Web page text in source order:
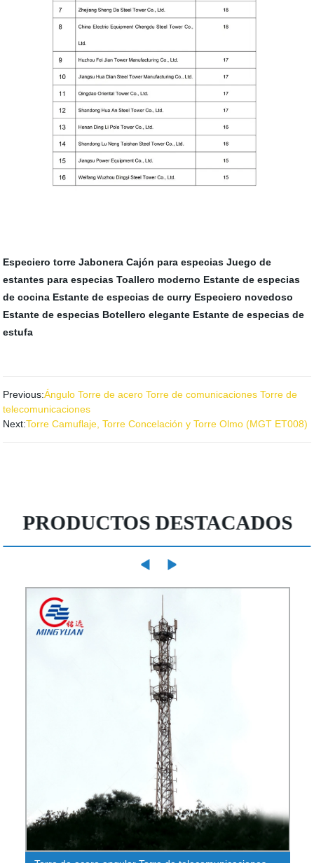
Especiero torre Jabonera Cajón para especias Juego de
estantes para especias Toallero moderno Estante de especias
de cocina Estante de especias de curry Especiero novedoso
Estante de especias Botellero elegante Estante de especias de
estufa
Previous:Ángulo Torre de acero Torre de comunicaciones Torre de
telecomunicaciones
Next:Torre Camuflaje, Torre Concelación y Torre Olmo (MGT ET008)
PRODUCTOS DESTACADOS